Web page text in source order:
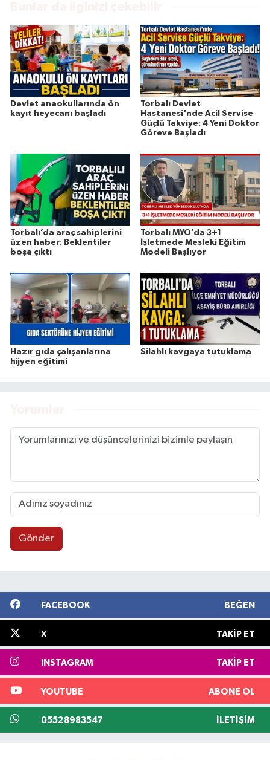
Devlet anaokullarında ön
kayıt heyecanı başladı
Torbalı Devlet
Hastanesi'nde Acil Servise
Güçlü Takviye: 4 Yeni Doktor
Göreve Başladı
Torbalı’da araç sahiplerini
üzen haber: Beklentiler
boşa çıktı
Torbalı MYO’da 3+1
İşletmede Mesleki Eğitim
Modeli Başlıyor
Hazır gıda çalışanlarına
hijyen eğitimi
Silahlı kavgaya tutuklama
Gönder
FACEBOOK BEĞEN
X TAKIP ET
INSTAGRAM TAKIP ET
YOUTUBE ABONE OL
05528983547 İLETIŞIM